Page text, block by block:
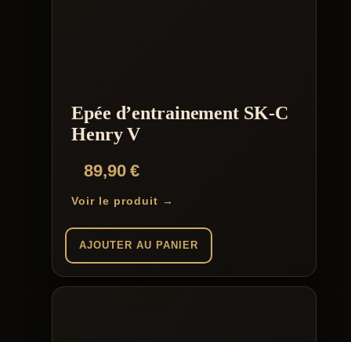
Epée d’entrainement SK-C
Henry V
89,90€
Voir le produit →
AJOUTER AU PANIER